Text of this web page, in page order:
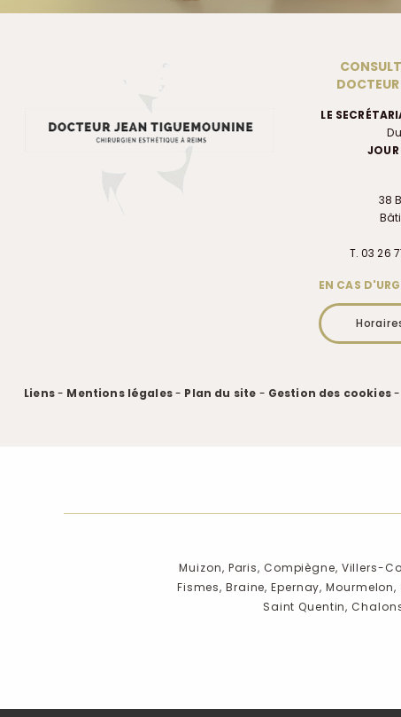
LE
38
T. 03 26
EN CAS
Liens- Mentions légales- Plan du site - Gestion des cookies-
Muizon, Paris, Compiègne, Villers-
Fismes, Braine, Epernay, Mourmelon,
Saint Quentin,